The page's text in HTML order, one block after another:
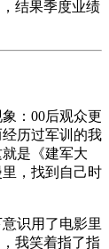
结果季度业绩
：00后观众更
历过军训的我
是《建军大
，找到自己时
识用了电影里
我笑着指了指